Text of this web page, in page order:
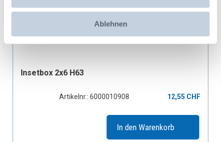
Ablehnen
Insetbox 2x6 H63
Artikelnr.: 6000010908 12,55 CHF
In den Warenkorb